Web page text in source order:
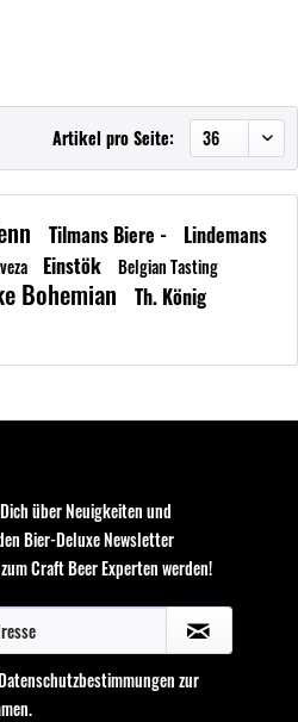
Artikel pro Seite:
Tilmans Biere -
Lindemans
Einstök
Belgian Tasting
Bohemian Th. König
über Neuigkeiten und
Bier-Deluxe Newsletter
Craft Beer Experten werden!
zur